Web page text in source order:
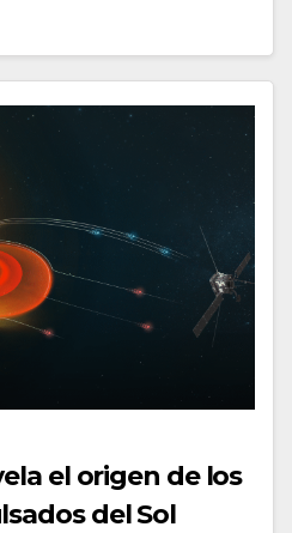
el origen de los
expulsados del Sol